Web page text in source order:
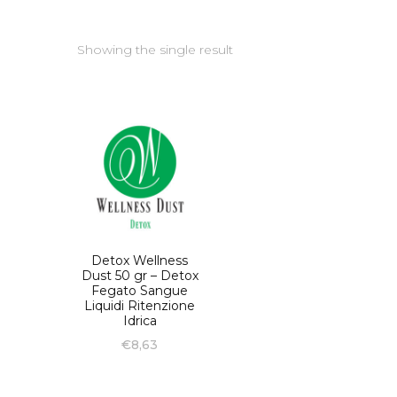
Showing the single result
Detox Wellness
Dust 50 gr – Detox
Fegato Sangue
Liquidi Ritenzione
Idrica
€8,63